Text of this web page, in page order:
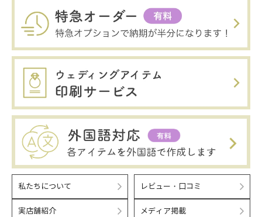
私たちについて レビュー・口コミ
実店舗紹介 メディア掲載